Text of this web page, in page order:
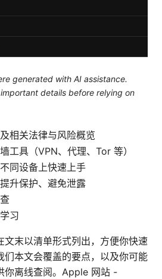
generated with AI assistance.
details before relying on
相关法律与风险概览
工具（VPN、代理、Tor 等）
同设备上快速上手
升保护、避免泄露
习
文末以清单形式列出，方便你快速
们本文会覆盖的要点，以及你可能
你离线查阅。Apple 网站 -